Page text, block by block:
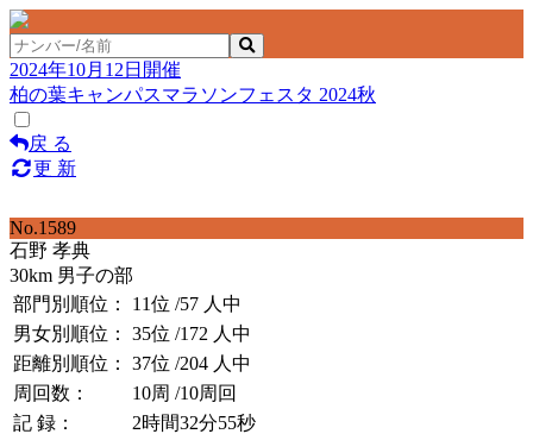
2024年10月12日開催
柏の葉キャンパスマラソンフェスタ 2024秋
戻 る
更 新
No.1589
石野 孝典
30km 男子の部
部門別順位：
11位 /57 人中
男女別順位：
35位 /172 人中
距離別順位：
37位 /204 人中
周回数：
10周 /10周回
記 録：
2時間32分55秒